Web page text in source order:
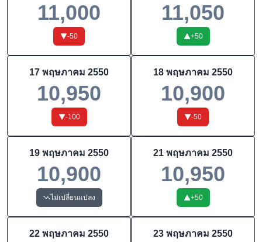
11,000
-50
11,050
+50
17 พฤษภาคม 2550
10,950
-100
18 พฤษภาคม 2550
10,900
-50
19 พฤษภาคม 2550
10,900
ไม่เปลี่ยนแปลง
21 พฤษภาคม 2550
10,950
+50
22 พฤษภาคม 2550 23 พฤษภาคม 2550